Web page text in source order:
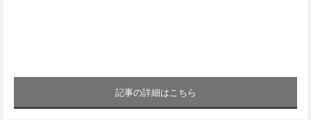
記事の詳細はこちら